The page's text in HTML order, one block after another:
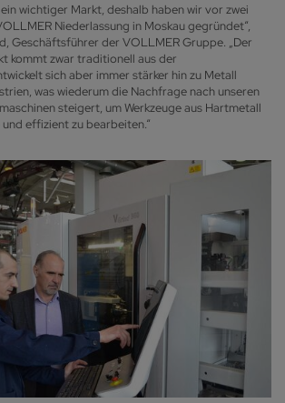
wichtiger Markt, deshalb haben wir vor zwei
Niederlassung in Moskau gegründet“,
Geschäftsführer der VOLLMER Gruppe. „Der
kommt zwar traditionell aus der
sich aber immer stärker hin zu Metall
was wiederum die Nachfrage nach unseren
steigert, um Werkzeuge aus Hartmetall
effizient zu bearbeiten.“